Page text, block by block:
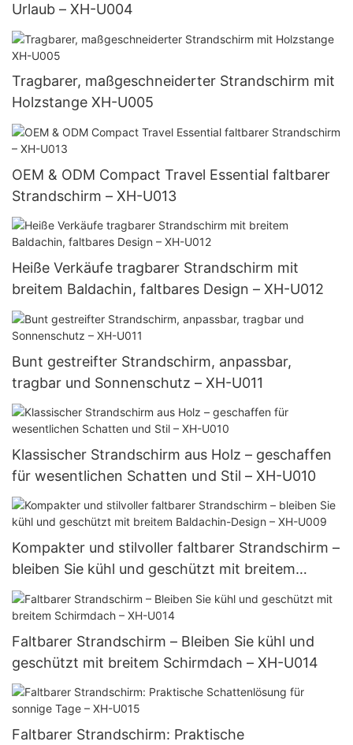
Urlaub – XH-U004
Tragbarer, maßgeschneiderter Strandschirm mit
Holzstange XH-U005
OEM & ODM Compact Travel Essential faltbarer
Strandschirm – XH-U013
Heiße Verkäufe tragbarer Strandschirm mit
breitem Baldachin, faltbares Design – XH-U012
Bunt gestreifter Strandschirm, anpassbar,
tragbar und Sonnenschutz – XH-U011
Klassischer Strandschirm aus Holz – geschaffen
für wesentlichen Schatten und Stil – XH-U010
Kompakter und stilvoller faltbarer Strandschirm –
bleiben Sie kühl und geschützt mit breitem
Baldachin-Design – XH-U009
Faltbarer Strandschirm – Bleiben Sie kühl und
geschützt mit breitem Schirmdach – XH-U014
Faltbarer Strandschirm: Praktische